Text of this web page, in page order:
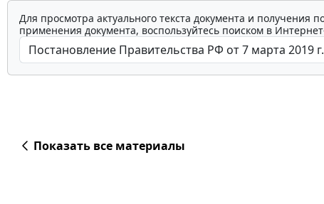
Для просмотра актуального текста документа и
применения документа, воспользуйтесь поиском в
Показать все материалы